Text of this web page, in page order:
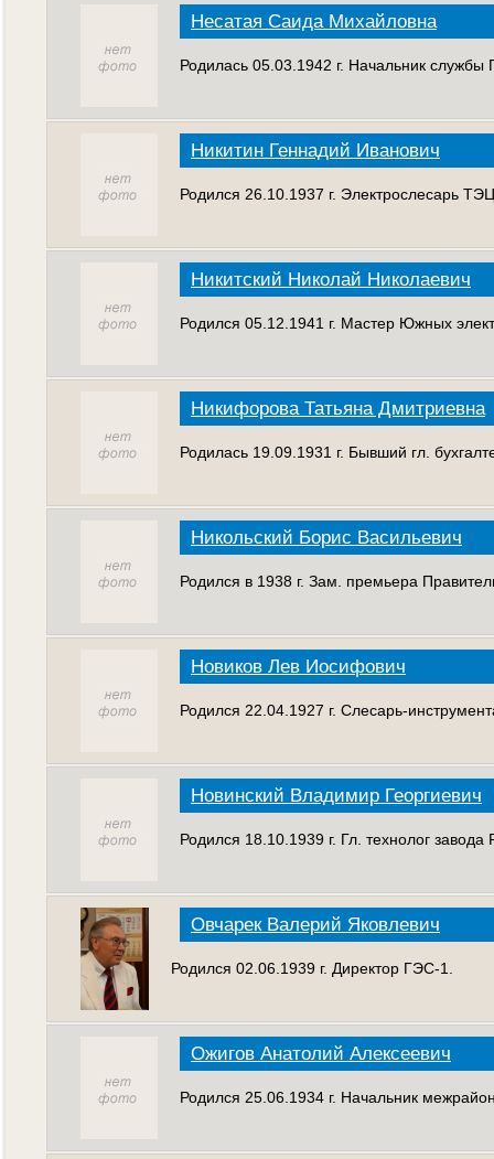
Несатая Саида Михайловна
Родилась 05.03.1942 г. Начальник службы
Никитин Геннадий Иванович
Родился 26.10.1937 г. Электрослесарь
Никитский Николай Николаевич
Родился 05.12.1941 г. Мастер Южных
Никифорова Татьяна Дмитриевна
Родилась 19.09.1931 г. Бывший гл.
Никольский Борис Васильевич
Родился в 1938 г. Зам. премьера
Новиков Лев Иосифович
Родился 22.04.1927 г. Слесарь-
Новинский Владимир Георгиевич
Родился 18.10.1939 г. Гл. технолог
Овчарек Валерий Яковлевич
Родился 02.06.1939 г. Директор ГЭС-1.
Ожигов Анатолий Алексеевич
Родился 25.06.1934 г. Начальник